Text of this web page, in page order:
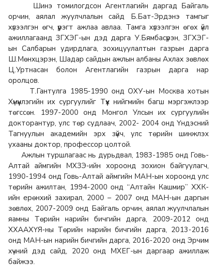
Шинэ томилогдсон Агентлагийн даргад Байгаль
орчин, аялал жуулчлалын сайд Б.Бат-Эрдэнэ тамгыг
хүлээлгэн өгч, үүрэгт ажлаа авлаа. Тамга хүлээлгэн өгөх үйл
ажиллагаанд ЗГХЭГ-ын дэд дарга У.Бямбасүрэн, ЗГХЭГ-
ын Салбарын удирдлага, зохицуулалтын газрын дарга
Ш.Мөнхцэрэн, Шадар сайдын ажлын албаны Ахлах зөвлөх
Ц.Уртнасан болон Агентлагийн газрын дарга нар
оролцов.
Т.Гантулга 1985-1990 онд ОХУ-ын Москва хотын
Хүмүүнлэгийн их сургуулийг Түүх нийгмийн багш мэргэжлээр
төгссөн. 1997-2000 онд Монгол Улсын их сургуулийн
докторантур, улс төр судлаач, 2002- 2004 онд Үндэсний
Тагнуулын академийн эрх зүйч, улс төрийн шинжлэх
ухааны доктор, профессор цолтой.
Ажлын туршлагаас нь дурьдвал, 1983-1985 онд Говь-
Алтай аймгийн МХЗЭ-ийн хороонд зохион байгуулагч,
1990-1994 онд Говь-Алтай аймгийн МАН-ын хороонд улс
төрийн ажилтан, 1994-2000 онд “Алтайн Кашмир” ХХК-
ийн ерөнхий захирал, 2000 – 2007 онд МАН-ын даргын
зөвлөх, 2007-2009 онд Байгаль орчин, аялал жуулчлалын
яамны Төрийн нарийн бичгийн дарга, 2009-2012 онд
ХХААХҮЯ-ны Төрийн нарийн бичгийн дарга, 2013-2016
онд МАН-ын нарийн бичгийн дарга, 2016-2020 онд Эрчим
хүчний дэд сайд, 2020 онд МХЕГ-ын даргаар ажиллаж
байжээ.